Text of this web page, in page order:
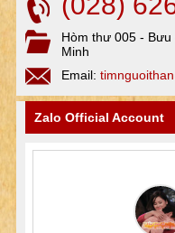
Hòm thư 005 -
Minh
Email:
Zalo Official Account